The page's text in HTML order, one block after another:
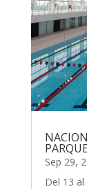
Sep 29,
Del 13